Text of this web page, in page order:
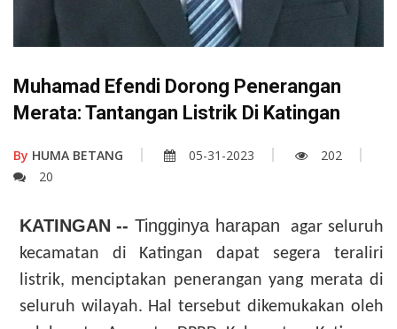
Muhamad Efendi Dorong Penerangan
Merata: Tantangan Listrik Di Katingan
By HUMA BETANG 05-31-2023
202
20
KATINGAN --Tingginya harapan
agar seluruh
kecamatan di Katingan dapat segera teraliri
listrik, menciptakan penerangan yang merata di
seluruh wilayah. Hal tersebut dikemukakan oleh